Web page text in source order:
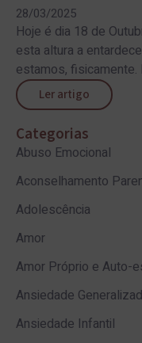
28/03/2025
Hoje é dia 18 de
esta altura a
estamos, fisicamente.
Ler artigo
Categorias
Abuso Emocional
Aconselhamento
Adolescência
Amor
Amor Próprio e Auto-
Ansiedade
Ansiedade Infantil